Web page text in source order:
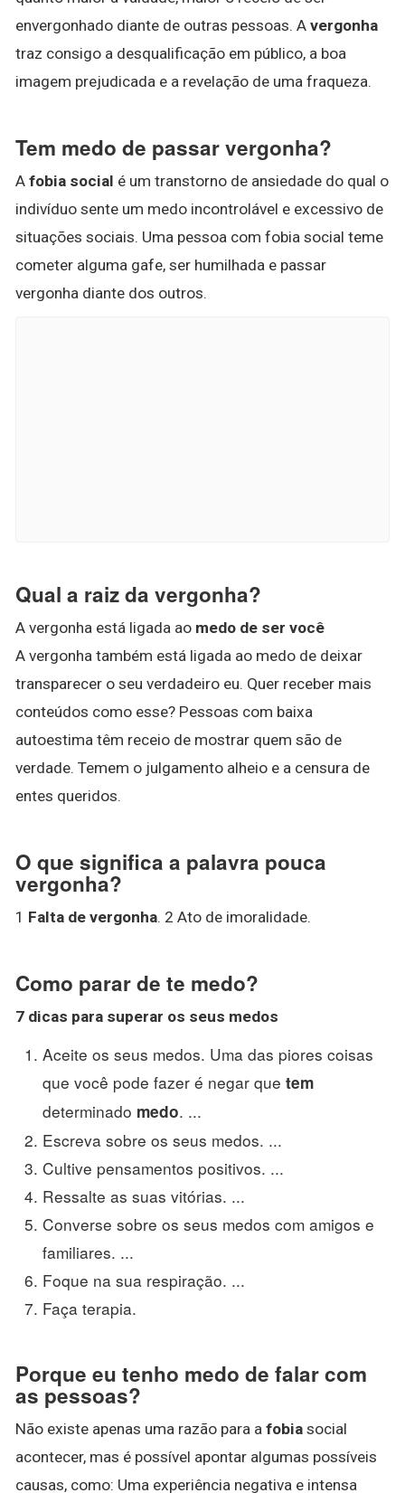
envergonhado diante de outras pessoas. A vergonha
traz consigo a desqualificação em público, a boa
imagem prejudicada e a revelação de uma fraqueza.
Tem medo de passar vergonha?
A fobia social é um transtorno de ansiedade do qual o
indivíduo sente um medo incontrolável e excessivo de
situações sociais. Uma pessoa com fobia social teme
cometer alguma gafe, ser humilhada e passar
vergonha diante dos outros.
Qual a raiz da vergonha?
A vergonha está ligada ao medo de ser você
A vergonha também está ligada ao medo de deixar
transparecer o seu verdadeiro eu. Quer receber mais
conteúdos como esse? Pessoas com baixa
autoestima têm receio de mostrar quem são de
verdade. Temem o julgamento alheio e a censura de
entes queridos.
O que significa a palavra pouca
vergonha?
1 Falta de vergonha. 2 Ato de imoralidade.
Como parar de te medo?
7 dicas para superar os seus medos
Aceite os seus medos. Uma das piores coisas
que você pode fazer é negar que tem
determinado medo. ...
Escreva sobre os seus medos. ...
Cultive pensamentos positivos. ...
Ressalte as suas vitórias. ...
Converse sobre os seus medos com amigos e
familiares. ...
Foque na sua respiração. ...
Faça terapia.
Porque eu tenho medo de falar com
as pessoas?
Não existe apenas uma razão para a fobia social
acontecer, mas é possível apontar algumas possíveis
causas, como: Uma experiência negativa e intensa